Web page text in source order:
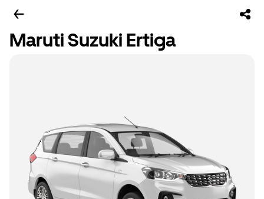
Maruti Suzuki Ertiga